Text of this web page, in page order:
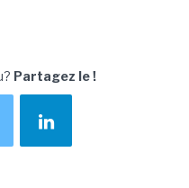
Partagez le !